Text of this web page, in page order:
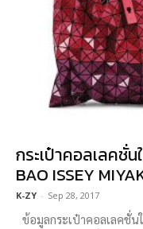
กระเป๋าคอลเลคชั่
BAO ISSEY
K-ZY - Sep 28, 2017
ข้อมูลกระเป๋าคอลเลคชั่